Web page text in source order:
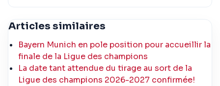
Articles similaires
Bayern Munich en pole position pour accueillir la
finale de la Ligue des champions
La date tant attendue du tirage au sort de la
Ligue des champions 2026-2027 confirmée!